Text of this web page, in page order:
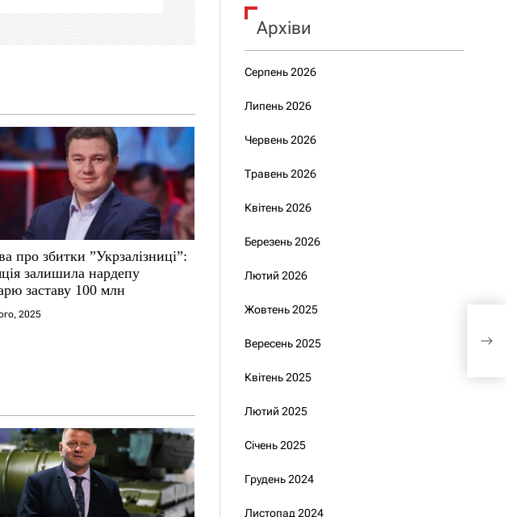
про збитки ”Укрзалізниці”:
залишила нардепу
заставу 100 млн
2025
Архіви
Серпень 2026
Липень 2026
Червень 2026
Травень 2026
Квітень 2026
Березень 2026
Лютий 2026
Жовтень 2025
Вересень 2025
Квітень 2025
Лютий 2025
Січень 2025
Грудень 2024
Листопад 2024